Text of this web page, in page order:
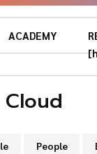
ACADEMY
Cloud
People